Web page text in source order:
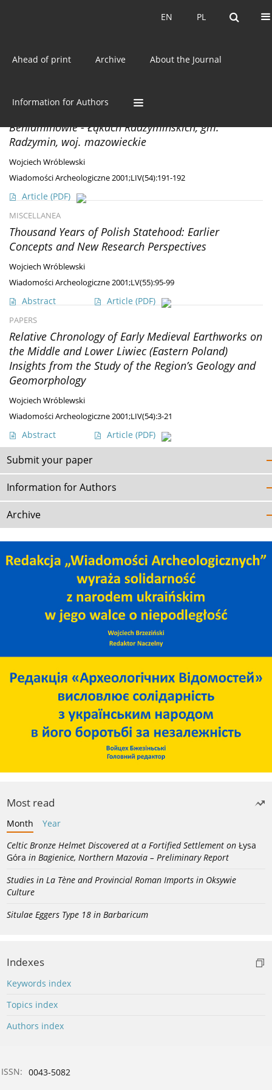
PL
EN PL
EN
Ahead of print Archive About the Journal
Information for Authors
AuthorWojciech Wróblewski
DISCOVERIES
Beniaminowie - Łąkach Radzymińskich, gm.
Radzymin, woj. mazowieckie
Wojciech Wróblewski
Wiadomości Archeologiczne 2001;LIV(54):191-192
Article (PDF)
MISCELLANEA
Thousand Years of Polish Statehood: Earlier
Concepts and New Research Perspectives
Wojciech Wróblewski
Wiadomości Archeologiczne 2001;LV(55):95-99
Abstract Article (PDF)
PAPERS
Relative Chronology of Early Medieval Earthworks on
the Middle and Lower Liwiec (Eastern Poland)
Insights from the Study of the Region’s Geology and
Geomorphology
Wojciech Wróblewski
Wiadomości Archeologiczne 2001;LIV(54):3-21
Abstract Article (PDF)
Submit your paper
Information for Authors
Archive
Most read
Month
Year
Celtic Bronze Helmet Discovered at a Fortified Settlement on Łysa
Góra in Bagienice, Northern Mazovia – Preliminary Report
Studies in La Tène and Provincial Roman Imports in Oksywie
Culture
Situlae Eggers Type 18 in Barbaricum
Indexes
Keywords index
Topics index
Authors index
ISSN: 0043-5082